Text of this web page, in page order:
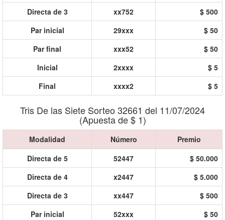
Directa de 3
xx752
$ 500
Par inicial
29xxx
$ 50
Par final
xxx52
$ 50
Inicial
2xxxx
$ 5
Final
xxxx2 $ 5
Tris De las Siete Sorteo 32661 del 11/07/2024
(Apuesta de $ 1)
Modalidad Número
Premio
Directa de 5
52447
$ 50.000
Directa de 4
x2447
$ 5.000
Directa de 3
xx447
$ 500
Par inicial
52xxx
$ 50